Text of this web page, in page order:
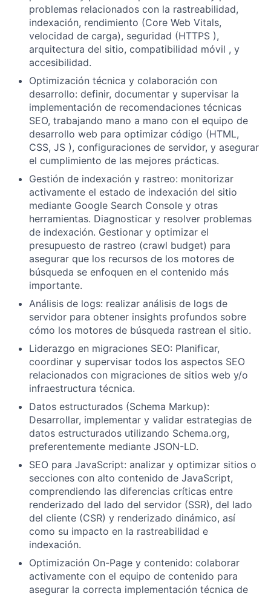
problemas relacionados con la rastreabilidad,
indexación, rendimiento (Core Web Vitals,
velocidad de carga), seguridad (HTTPS ),
arquitectura del sitio, compatibilidad móvil , y
accesibilidad.
Optimización técnica y colaboración con
desarrollo: definir, documentar y supervisar la
implementación de recomendaciones técnicas
SEO, trabajando mano a mano con el equipo de
desarrollo web para optimizar código (HTML,
CSS, JS ), configuraciones de servidor, y asegurar
el cumplimiento de las mejores prácticas.
Gestión de indexación y rastreo: monitorizar
activamente el estado de indexación del sitio
mediante Google Search Console y otras
herramientas. Diagnosticar y resolver problemas
de indexación. Gestionar y optimizar el
presupuesto de rastreo (crawl budget) para
asegurar que los recursos de los motores de
búsqueda se enfoquen en el contenido más
importante.
Análisis de logs: realizar análisis de logs de
servidor para obtener insights profundos sobre
cómo los motores de búsqueda rastrean el sitio.
Liderazgo en migraciones SEO: Planificar,
coordinar y supervisar todos los aspectos SEO
relacionados con migraciones de sitios web y/o
infraestructura técnica.
Datos estructurados (Schema Markup):
Desarrollar, implementar y validar estrategias de
datos estructurados utilizando Schema.org,
preferentemente mediante JSON-LD.
SEO para JavaScript: analizar y optimizar sitios o
secciones con alto contenido de JavaScript,
comprendiendo las diferencias críticas entre
renderizado del lado del servidor (SSR), del lado
del cliente (CSR) y renderizado dinámico, así
como su impacto en la rastreabilidad e
indexación.
Optimización On-Page y contenido: colaborar
activamente con el equipo de contenido para
asegurar la correcta implementación técnica de